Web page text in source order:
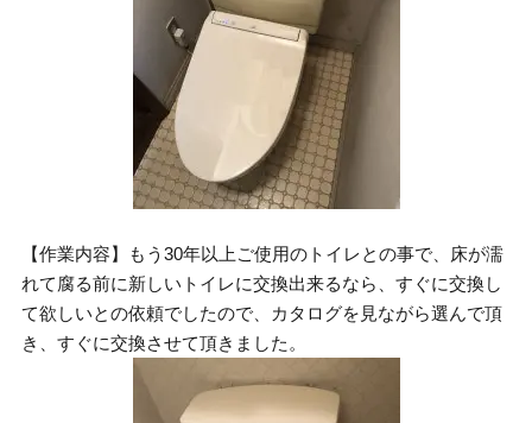
【作業内容】もう30年以上ご使用のトイレとの事で、床が濡
れて腐る前に新しいトイレに交換出来るなら、すぐに交換し
て欲しいとの依頼でしたので、カタログを見ながら選んで頂
き、すぐに交換させて頂きました。